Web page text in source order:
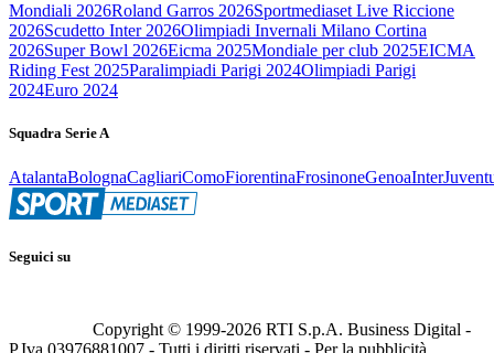
Mondiali 2026Roland Garros 2026Sportmediaset Live Riccione
2026Scudetto Inter 2026Olimpiadi Invernali Milano Cortina
2026Super Bowl 2026Eicma 2025Mondiale per club 2025EICMA
Riding Fest 2025Paralimpiadi Parigi 2024Olimpiadi Parigi
2024Euro 2024
Squadra Serie A
AtalantaBolognaCagliariComoFiorentinaFrosinoneGenoaInter
Seguici su
Copyright © 1999-2026 RTI S.p.A. Business Digital -
P.Iva 03976881007 - Tutti i diritti riservati - Per la pubblicità